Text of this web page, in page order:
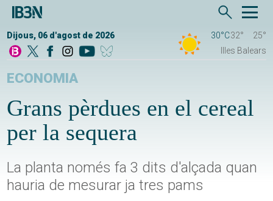
Dijous, 06 d'agost de 2026 30°C32°
25°
Illes Balears
ECONOMIA
Grans pèrdues en el cereal
per la sequera
La planta només fa 3 dits d'alçada quan
hauria de mesurar ja tres pams